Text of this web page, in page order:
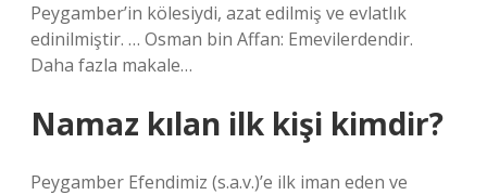
Peygamber’in kölesiydi, azat edilmiş ve evlatlık
edinilmiştir. … Osman bin Affan: Emevilerdendir.
Daha fazla makale…
Namaz kılan ilk kişi kimdir?
Peygamber Efendimiz (s.a.v.)’e ilk iman eden ve